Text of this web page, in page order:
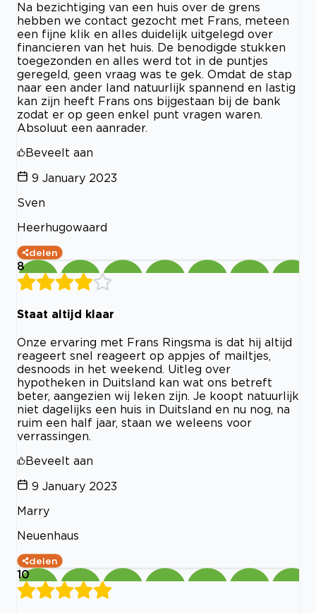
Na bezichtiging van een huis over de grens
hebben we contact gezocht met Frans, meteen
een fijne klik en alles duidelijk uitgelegd over
financieren van het huis. De benodigde stukken
toegezonden en alles werd tot in de puntjes
geregeld, geen vraag was te gek. Omdat de stap
naar een ander land natuurlijk spannend en lastig
kan zijn heeft Frans ons bijgestaan bij de bank
zodat er op geen enkel punt vragen waren.
Absoluut een aanrader.
Beveelt aan
9 January 2023
Sven
Heerhugowaard
delen
8
Staat altijd klaar
Onze ervaring met Frans Ringsma is dat hij altijd
reageert snel reageert op appjes of mailtjes,
desnoods in het weekend. Uitleg over
hypotheken in Duitsland kan wat ons betreft
beter, aangezien wij leken zijn. Je koopt natuurlijk
niet dagelijks een huis in Duitsland en nu nog, na
ruim een half jaar, staan we weleens voor
verrassingen.
Beveelt aan
9 January 2023
Marry
Neuenhaus
delen
10